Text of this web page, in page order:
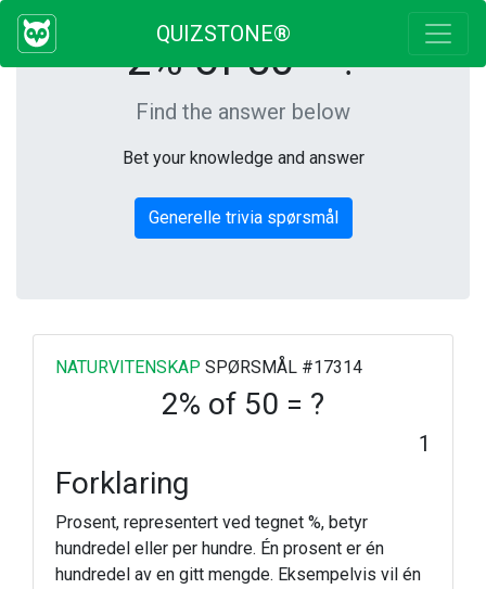
QUIZSTONE®
2% of 50 = ?
Find the answer below
Bet your knowledge and answer
Generelle trivia spørsmål
NATURVITENSKAP SPØRSMÅL #17314
2% of 50 = ?
1
Forklaring
Prosent, representert ved tegnet %, betyr
hundredel eller per hundre. Én prosent er én
hundredel av en gitt mengde. Eksempelvis vil én